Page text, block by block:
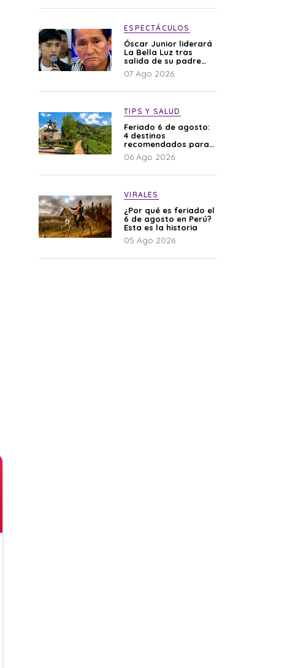
ESPECTÁCULOS
Óscar Junior liderará
La Bella Luz tras
salida de su padre
por polémica con
Naldy Saldaña
07 Ago 2026
TIPS Y SALUD
Feriado 6 de agosto:
4 destinos
recomendados para
disfrutar el descanso
06 Ago 2026
VIRALES
¿Por qué es feriado el
6 de agosto en Perú?
Esta es la historia
05 Ago 2026